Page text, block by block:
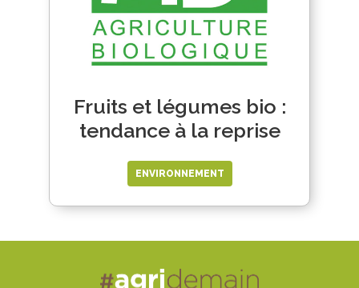
Fruits et légumes bio :
tendance à la reprise
ENVIRONNEMENT